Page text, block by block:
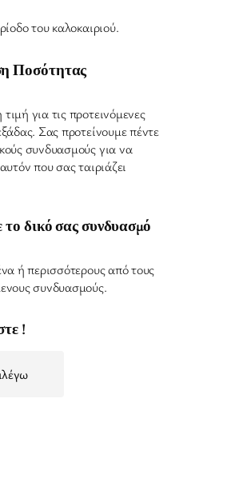
του καλοκαιριού.
Ποσότητας
για τις προτεινόμενες
Σας προτείνουμε πέντε
συνδυασμούς για να
που σας ταιριάζει
το δικό σας συνδυασμό
ή περισσότερους από τους
συνδυασμούς.
!